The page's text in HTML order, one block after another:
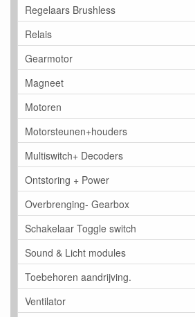
Regelaars Brushless
Relais
Gearmotor
Magneet
Motoren
Motorsteunen+houders
Multiswitch+ Decoders
Ontstoring + Power
Overbrenging- Gearbox
Schakelaar Toggle switch
Sound & Licht modules
Toebehoren aandrijving.
Ventilator